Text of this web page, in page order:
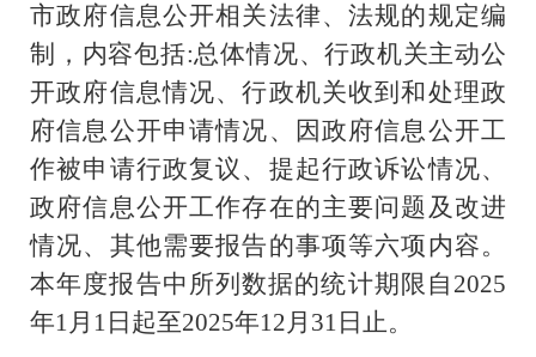
市政府信息公开相关法律、法规的规定编
制，内容包括:总体情况、行政机关主动公
开政府信息情况、行政机关收到和处理政
府信息公开申请情况、因政府信息公开工
作被申请行政复议、提起行政诉讼情况、
政府信息公开工作存在的主要问题及改进
情况、其他需要报告的事项等六项内容。
本年度报告中所列数据的统计期限自2025
年1月1日起至2025年12月31日止。